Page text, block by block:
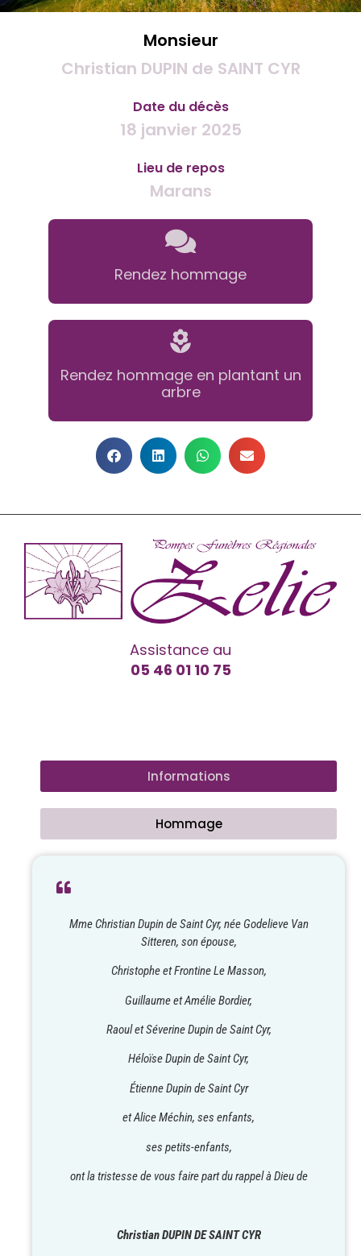
Monsieur
Christian DUPIN de SAINT CYR
Date du décès
18 janvier 2025
Lieu de repos
Marans
Rendez hommage
Rendez hommage en plantant un
arbre
Assistance au
05 46 01 10 75
Informations
Hommage
Mme Christian Dupin de Saint Cyr, née Godelieve Van
Sitteren, son épouse,
Christophe et Frontine Le Masson,
Guillaume et Amélie Bordier,
Raoul et Séverine Dupin de Saint Cyr,
Héloïse Dupin de Saint Cyr,
Étienne Dupin de Saint Cyr
et Alice Méchin, ses enfants,
ses petits-enfants,
ont la tristesse de vous faire part du rappel à Dieu de
Christian DUPIN DE SAINT CYR